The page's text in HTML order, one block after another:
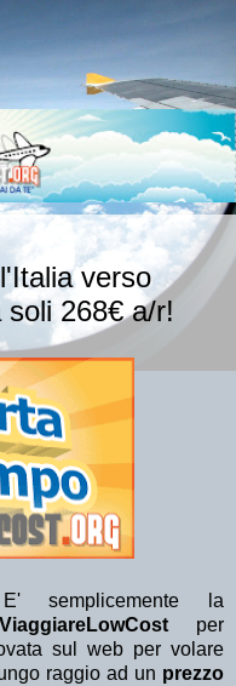
verso
soli 268€ a/r!
semplicemente la
ViaggiareLowCostper
sul web per volare
raggio ad un prezzo